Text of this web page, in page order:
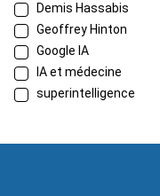
Demis Hassabis
Geoffrey Hinton
Google IA
IA et médecine
superintelligence